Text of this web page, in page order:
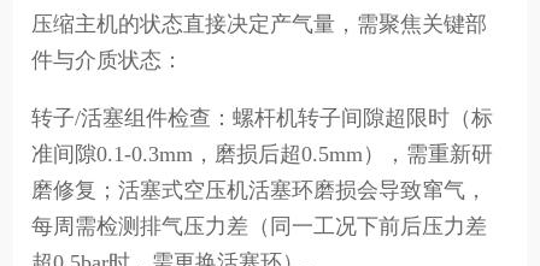
压缩主机的状态直接决定产气量，需聚焦关键部
件与介质状态：
转子/活塞组件检查：螺杆机转子间隙超限时（标
准间隙0.1-0.3mm，磨损后超0.5mm），需重新研
磨修复；活塞式空压机活塞环磨损会导致窜气，
每周需检测排气压力差（同一工况下前后压力差